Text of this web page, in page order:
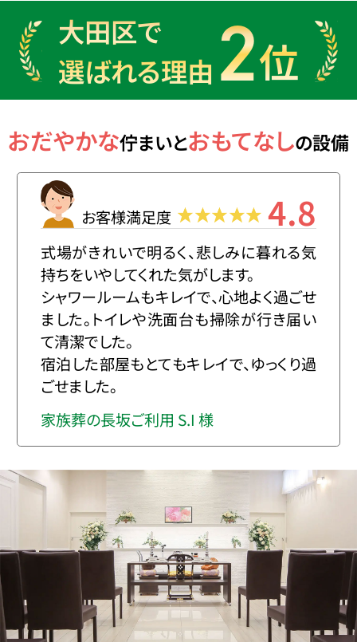
大田区で
選ばれる理由 2位
おだやかな佇まいとおもてなしの設備
お客様満足度 4.8
式場がきれいで明るく、悲しみに暮れる気
持ちをいやしてくれた気がします。
シャワールームもキレイで、心地よく過ごせ
ました。トイレや洗面台も掃除が行き届い
て清潔でした。
宿泊した部屋もとてもキレイで、ゆっくり過
ごせました。
家族葬の長坂ご利用 S.I 様